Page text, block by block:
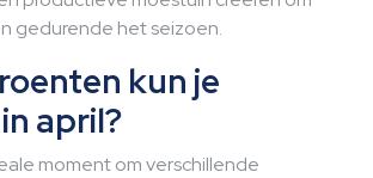
gedurende het seizoen.
kun je
april?
moment om verschillende